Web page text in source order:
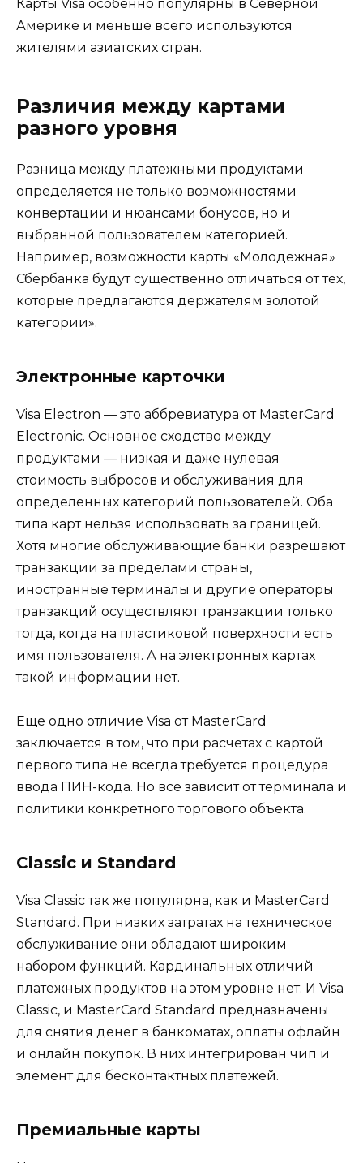
Карты Visa особенно популярны в Северной
Америке и меньше всего используются
жителями азиатских стран.
Различия между картами
разного уровня
Разница между платежными продуктами
определяется не только возможностями
конвертации и нюансами бонусов, но и
выбранной пользователем категорией.
Например, возможности карты «Молодежная»
Сбербанка будут существенно отличаться от тех,
которые предлагаются держателям золотой
категории».
Электронные карточки
Visa Electron — это аббревиатура от MasterCard
Electronic. Основное сходство между
продуктами — низкая и даже нулевая
стоимость выбросов и обслуживания для
определенных категорий пользователей. Оба
типа карт нельзя использовать за границей.
Хотя многие обслуживающие банки разрешают
транзакции за пределами страны,
иностранные терминалы и другие операторы
транзакций осуществляют транзакции только
тогда, когда на пластиковой поверхности есть
имя пользователя. А на электронных картах
такой информации нет.
Еще одно отличие Visa от MasterCard
заключается в том, что при расчетах с картой
первого типа не всегда требуется процедура
ввода ПИН-кода. Но все зависит от терминала и
политики конкретного торгового объекта.
Classic и Standard
Visa Classic так же популярна, как и MasterCard
Standard. При низких затратах на техническое
обслуживание они обладают широким
набором функций. Кардинальных отличий
платежных продуктов на этом уровне нет. И Visa
Classic, и MasterCard Standard предназначены
для снятия денег в банкоматах, оплаты офлайн
и онлайн покупок. В них интегрирован чип и
элемент для бесконтактных платежей.
Премиальные карты